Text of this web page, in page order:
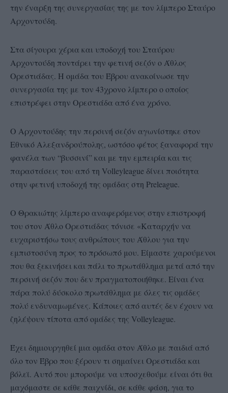
την έναρξη της συνεργασίας της με τον λίμπερο Σταύρο
Αρχοντούδη.
Στα σίγουρα χέρια και υποδοχή του Σταύρου
Αρχοντούδη ποντάρει την φετινή σεζόν ο Άθλος
Ορεστιάδας. Η ομάδα του Έβρου ανακοίνωσε την
συνεργασία της με τον 43χρονο λίμπερο ο οποίος
επιστρέφει στην Ορεστιάδα από ένα χρόνο.
Ο Αρχοντούδης την περσινή σεζόν αγωνίστηκε στον
Εθνικό Αλεξανδρούπολης, ωστόσο φέτος ξαναφορά την
φανέλα των “βυσσινί” και με την εμπειρία και τις
παραστάσεις του από τη Volleyleague δίνει ποιότητα
στην φετινή υποδοχή της ομάδας στη Preleague.
Ο Θρακιώτης λίμπερο αναφερόμενος στην επιστροφή
του στον Άθλο Ορεστιάδας τόνισε «Καταρχήν να
ευχαριστήσω τους ανθρώπους του Άθλου για την
εμπιστοσύνη προς το πρόσωπό μου. Είμαστε χαρούμενοι
που θα ξεκινήσει και πάλι το πρωτάθλημα μετά από την
περσινή σεζόν που δεν πραγματοποιήθηκε. Είναι ένα
πάρα πολύ δύσκολο πρωτάθλημα με όλες τις ομάδες
πολύ ενδυναμωμένες. Κάποιες από αυτές δεν έχουν να
ζηλέψουν τίποτα από ομάδες της Volleyleague.
Έχει δημιουργηθεί μια ομάδα στον Άθλο με παιδιά από
όλο τον Έβρο που ξέρουν τι σημαίνει Ορεστιάδα και
βόλεϊ. Αυτό που μπορούμε να υποσχεθούμε είναι ότι θα
μαχόμαστε σε κάθε παιχνίδι, σε κάθε φάση, για το